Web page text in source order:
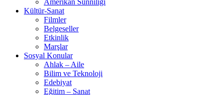
Amerikan Sünniliği
Kültür-Sanat
Filmler
Belgeseller
Etkinlik
Marşlar
Sosyal Konular
Ahlak – Aile
Bilim ve Teknoloji
Edebiyat
Eğitim – Sanat